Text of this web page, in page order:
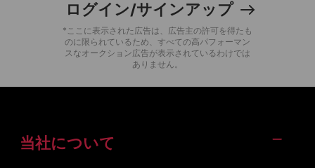
ログイン/サインアップ
*ここに表示された広告は、広告主の許可を得たも
のに限られているため、すべての高パフォーマン
スなオークション広告が表示されているわけでは
ありません。
当社について